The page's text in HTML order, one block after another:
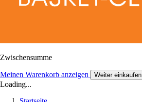
Zwischensumme
Meinen Warenkorb anzeigen Weiter einkaufen
Loading...